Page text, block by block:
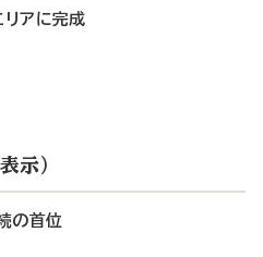
リアに完成
示）
の首位